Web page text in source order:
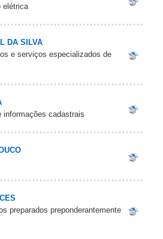
elétrica
DA SILVA
e serviços especializados de
informações cadastrais
preparados preponderantemente